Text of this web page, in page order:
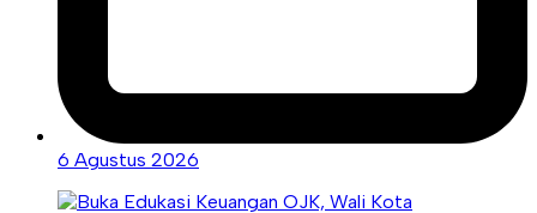
6 Agustus 2026